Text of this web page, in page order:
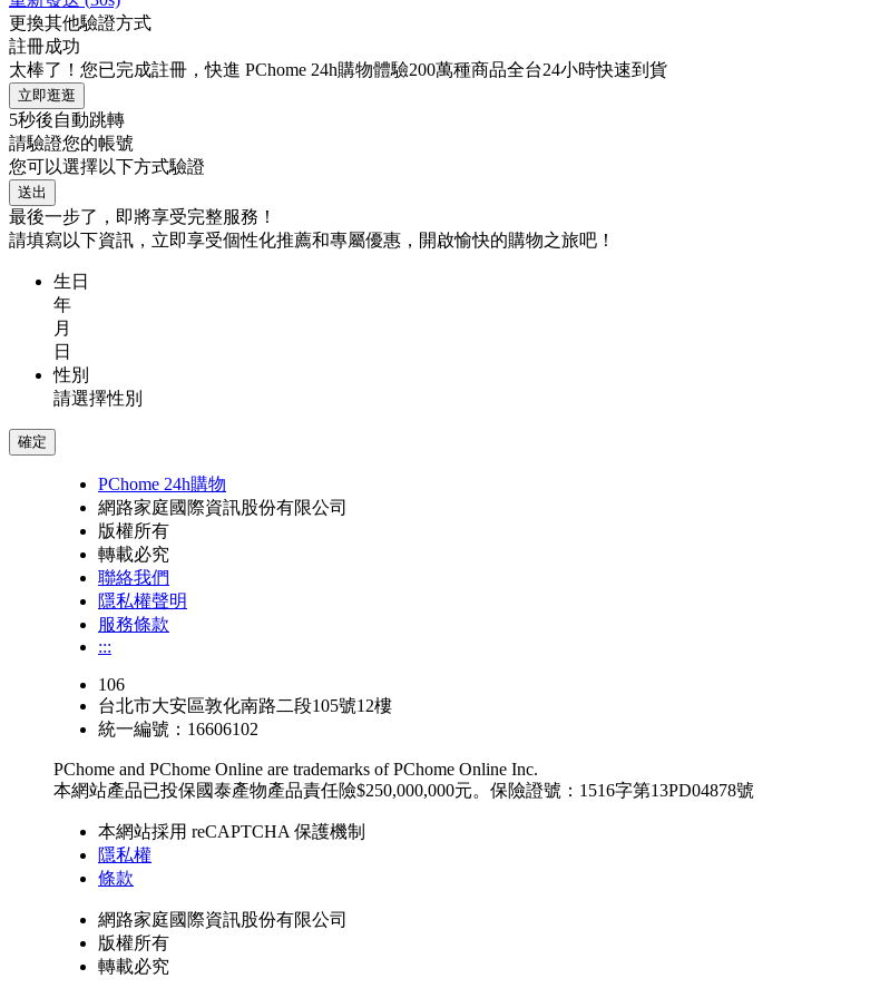
更換其他驗證方式
註冊成功
太棒了！您已完成註冊，快進 PChome 24h購物體驗200萬種商品全台24小時快速到貨
立即逛逛
5秒後自動跳轉
請驗證您的帳號
您可以選擇以下方式驗證
送出
最後一步了，即將享受完整服務！
請填寫以下資訊，立即享受個性化推薦和專屬優惠，開啟愉快的購物之旅吧！
生日
年
月
日
性別
請選擇性別
確定
PChome 24h購物
網路家庭國際資訊股份有限公司
版權所有
轉載必究
聯絡我們
隱私權聲明
服務條款
:::
106
台北市大安區敦化南路二段105號12樓
統一編號：16606102
PChome and PChome Online are trademarks of PChome Online Inc.
本網站產品已投保國泰產物產品責任險$250,000,000元。 保險證號：1516字第13PD04878號
本網站採用 reCAPTCHA 保護機制
隱私權
條款
網路家庭國際資訊股份有限公司
版權所有
轉載必究